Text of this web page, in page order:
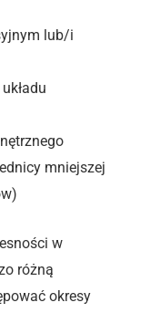
lub/i
mniejszej
w
różną
okresy